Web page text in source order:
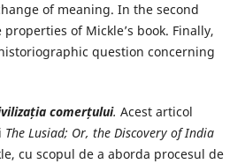
of meaning. In the second
of Mickle’s book. Finally,
question concerning
comerțului. Acest articol
The Lusiad; Or, the Discovery of India
cu scopul de a aborda procesul de